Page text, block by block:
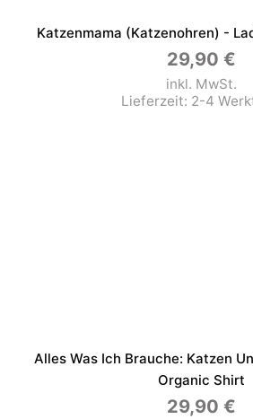
Katzenmama (Katzenohren) -
29,90 €
inkl. MwSt.
Lieferzeit: 2-4
Alles Was Ich Brauche: Katzen
Organic Shirt
29,90 €